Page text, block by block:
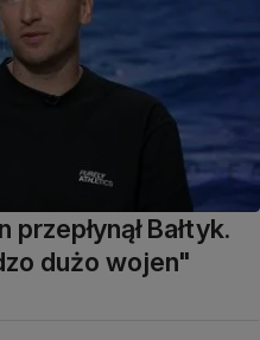
Bałtyk.
dużo wojen"